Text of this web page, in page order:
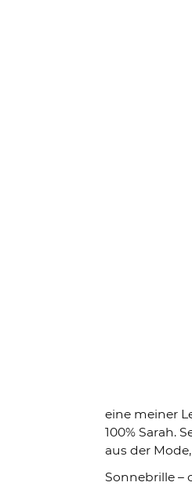
eine meiner
100% Sarah.
aus der
Sonnebrille –